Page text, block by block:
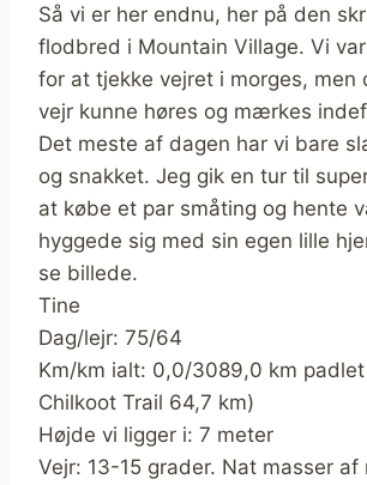
Så vi er her endnu, her på den
flodbred i Mountain Village. Vi
for at tjekke vejret i morges, men
vejr kunne høres og mærkes
Det meste af dagen har vi bare
og snakket. Jeg gik en tur til
at købe et par småting og hente
hyggede sig med sin egen lille
se billede.
Tine
Dag/lejr: 75/64
Km/km ialt: 0,0/3089,0 km
Chilkoot Trail 64,7 km)
Højde vi ligger i: 7 meter
Vejr: 13-15 grader. Nat masser af